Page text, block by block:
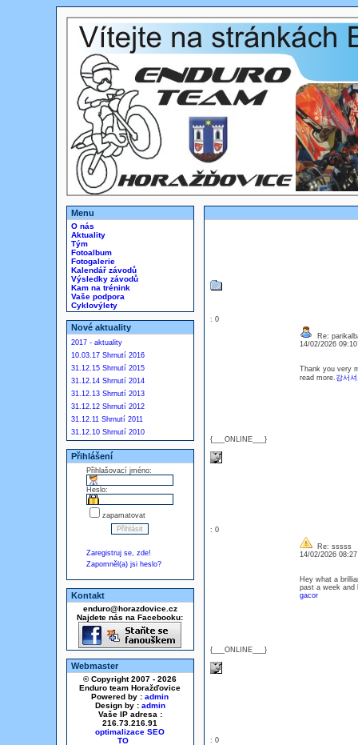
Menu
O nás
Aktuality
Tým
Fotoalbum
Fotogalerie
Kalendář závodů
Výsledky závodů
Kam na trénink
Vaše podpora
Cyklovýlety
Nové aktuality
2017 - aktuality
10.03.17 Shrnutí 2016
31.12.15 Shrnutí 2015
31.12.14 Shrnutí 2014
31.12.13 Shrnutí 2013
31.12.12 Shrnutí 2012
31.12.11 Shrnutí 2011
31.12.10 Shrnutí 2010
Přihlášení
Přihlašovací jméno:
Heslo:
zapamatovat
Zaregistruj se, zde!
Zapomněl(a) jsi heslo?
Kontakt
enduro@horazdovice.cz
Najdete nás na Facebooku:
Webmaster
© Copyright 2007 - 2026
Enduro team Horažďovice
Powered by : admin
Design by : admin
Vaše IP adresa :
216.73.216.91
optimalizace SEO
: 0
{___ONLINE___}
Re:
14/02/2026
Thank you very
read more. 강서
: 0
{___ONLINE___}
Re: sssss
14/02/2026
Hey what a
past a week
gacor
: 0